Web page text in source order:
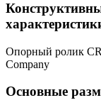
Опорный ролик
Company
Основные